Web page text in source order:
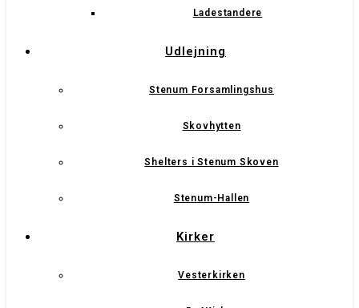
Ladestandere
Udlejning
Stenum Forsamlingshus
Skovhytten
Shelters i Stenum Skoven
Stenum-Hallen
Kirker
Vesterkirken